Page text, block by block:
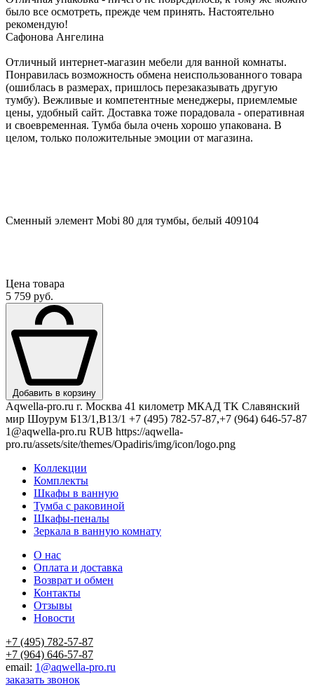
было все осмотреть, прежде чем принять. Настоятельно
рекомендую!
Сафонова Ангелина
Отличный интернет-магазин мебели для ванной комнаты.
Понравилась возможность обмена неиспользованного товара
(ошиблась в размерах, пришлось перезаказывать другую
тумбу). Вежливые и компетентные менеджеры, приемлемые
цены, удобный сайт. Доставка тоже порадовала - оперативная
и своевременная. Тумба была очень хорошо упакована. В
целом, только положительные эмоции от магазина.
Сменный элемент Mobi 80 для тумбы, белый 409104
Цена товара
5 759 руб.
Добавить в корзину
Aqwella-pro.ru г. Москва 41 километр МКАД TK Славянский
мир Шоурум Б13/1,В13/1 +7 (495) 782-57-87,+7 (964) 646-57-87
1@aqwella-pro.ru RUB https://aqwella-
pro.ru/assets/site/themes/Opadiris/img/icon/logo.png
Коллекции
Комплекты
Шкафы в ванную
Тумба с раковиной
Шкафы-пеналы
Зеркала в ванную комнату
О нас
Оплата и доставка
Возврат и обмен
Контакты
Отзывы
Новости
+7 (495) 782-57-87
+7 (964) 646-57-87
email: 1@aqwella-pro.ru
заказать звонок